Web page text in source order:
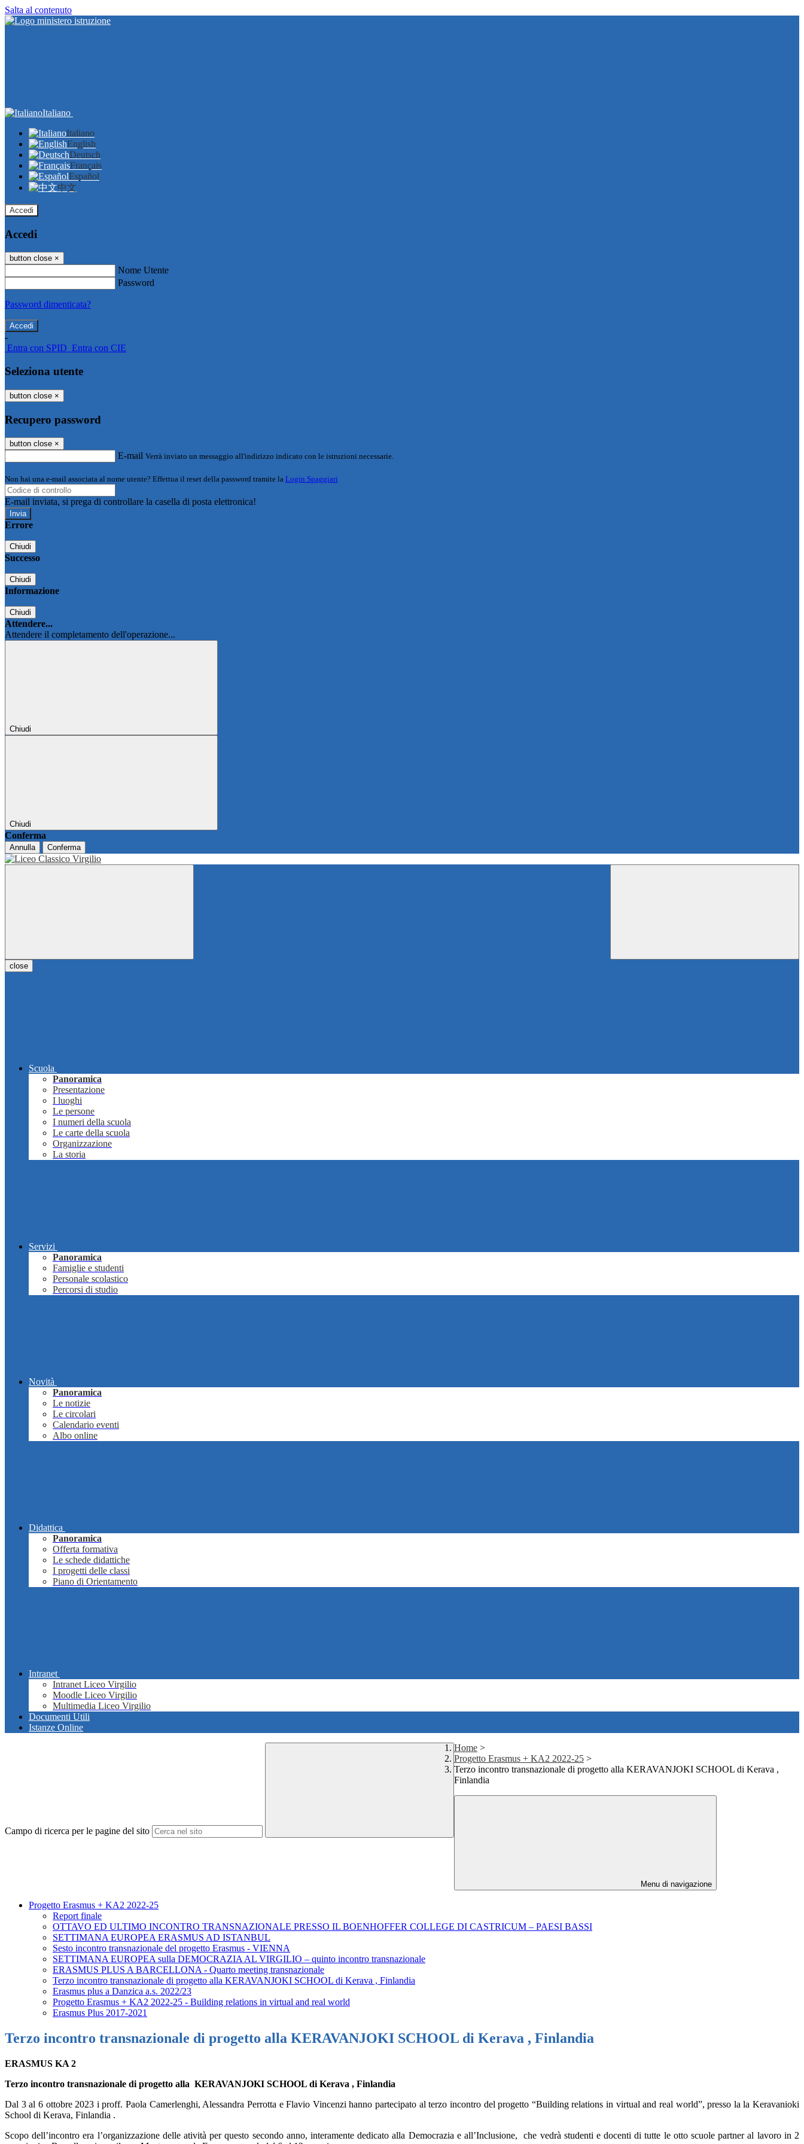
Salta al contenuto
Italiano
Italiano
English
Deutsch
Français
Español
中文
Accedi
Accedi
button close ×
Nome Utente
Password
Password dimenticata?
-
Entra con SPID Entra con CIE
Seleziona utente
button close ×
Recupero password
button close ×
E-mail Verrà inviato un messaggio all'indirizzo indicato con le istruzioni necessarie.
Non hai una e-mail associata al nome utente? Effettua il reset della password tramite la Login Spaggiari
E-mail inviata, si prega di controllare la casella di posta elettronica!
Errore
Chiudi
Successo
Chiudi
Informazione
Chiudi
Attendere...
Attendere il completamento dell'operazione...
Chiudi
Chiudi
Conferma
Annulla Conferma
close
Scuola
Panoramica
Presentazione
I luoghi
Le persone
I numeri della scuola
Le carte della scuola
Organizzazione
La storia
Servizi
Panoramica
Famiglie e studenti
Personale scolastico
Percorsi di studio
Novità
Panoramica
Le notizie
Le circolari
Calendario eventi
Albo online
Didattica
Panoramica
Offerta formativa
Le schede didattiche
I progetti delle classi
Piano di Orientamento
Intranet
Intranet Liceo Virgilio
Moodle Liceo Virgilio
Multimedia Liceo Virgilio
Documenti Utili
Istanze Online
Campo di ricerca per le pagine del sito
Home >
Progetto Erasmus + KA2 2022-25 >
Terzo incontro transnazionale di progetto alla KERAVANJOKI SCHOOL di Kerava ,
Finlandia
Menu di navigazione
Progetto Erasmus + KA2 2022-25
Report finale
OTTAVO ED ULTIMO INCONTRO TRANSNAZIONALE PRESSO IL BOENHOFFER COLLEGE DI CASTRICUM – PAESI BASSI
SETTIMANA EUROPEA ERASMUS AD ISTANBUL
Sesto incontro transnazionale del progetto Erasmus - VIENNA
SETTIMANA EUROPEA sulla DEMOCRAZIA AL VIRGILIO – quinto incontro transnazionale
ERASMUS PLUS A BARCELLONA - Quarto meeting transnazionale
Terzo incontro transnazionale di progetto alla KERAVANJOKI SCHOOL di Kerava , Finlandia
Erasmus plus a Danzica a.s. 2022/23
Progetto Erasmus + KA2 2022-25 - Building relations in virtual and real world
Erasmus Plus 2017-2021
Terzo incontro transnazionale di progetto alla KERAVANJOKI SCHOOL di Kerava , Finlandia
ERASMUS KA 2
Terzo incontro transnazionale di progetto alla KERAVANJOKI SCHOOL di Kerava , Finlandia
Dal 3 al 6 ottobre 2023 i proff. Paola Camerlenghi, Alessandra Perrotta e Flavio Vincenzi hanno partecipato al terzo incontro del progetto “Building relations in virtual and real world”, presso la la Keravanioki
School di Kerava, Finlandia .
Scopo dell’incontro era l’organizzazione delle atività per questo secondo anno, interamente dedicato alla Democrazia e all’Inclusione,
che vedrà studenti e docenti di tutte le otto scuole partner al lavoro in 2